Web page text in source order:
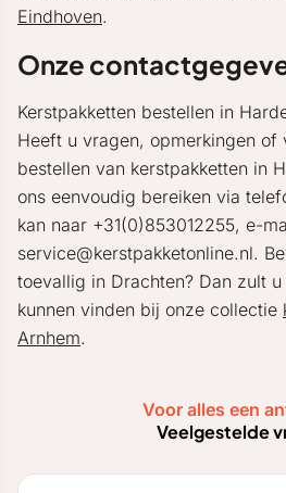
Eindhoven.
Onze
Kerstpakketten bestellen in
Heeft u vragen, opmerkingen of
bestellen van kerstpakketten in
ons eenvoudig bereiken via
kan naar +31(0)853012255, e-
service@kerstpakketonline.nl.
toevallig in Drachten? Dan zult
kunnen vinden bij onze collectie
Arnhem.
Voor alles een
Veelgestelde